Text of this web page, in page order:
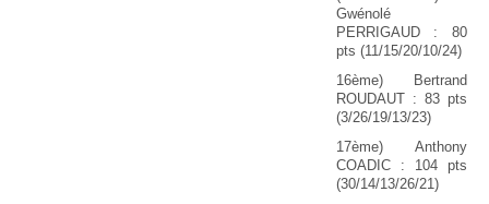
Gwénolé
PERRIGAUD : 80
pts (11/15/20/10/24)
16ème) Bertrand
ROUDAUT : 83 pts
(3/26/19/13/23)
17ème) Anthony
COADIC : 104 pts
(30/14/13/26/21)